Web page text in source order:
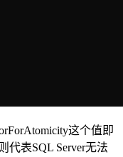
这个值即
代表SQL Server无法